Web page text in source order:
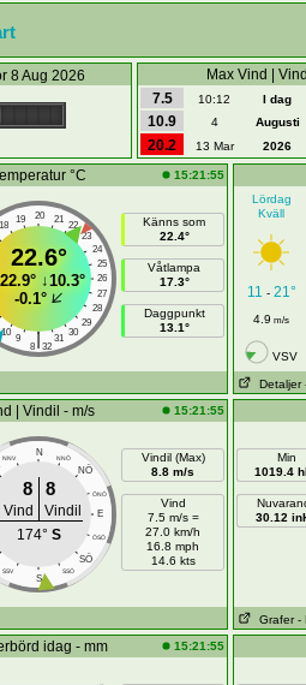
8 Aug 2026
Max Vind |
7.5
10:12 I dag
10.9
4 Augusti
20.2
13 Mar 2026
°C 15:21:55
20
19 21
18
22
23
24
25
26
27
28
29
10
30
9 31
|
8 32
22.6°
22.9° ↓10.3°
-0.1°
Känns som
22.4°
Våtlampa
17.3°
Daggpunkt
13.1°
Lördag
Kväll
11 - 21°
4.9 m/s
VSV
Detaljer
| Vindil - m/s 15:21:55
N
NNV NNÖ
NÖ
ÖNÖ
E
ÖSÖ
SÖ
SSV SSÖ
S
8 8
Vind
Vindil
174° S
Vindil (Max)
8.8 m/s
Vind
7.5 m/s =
27.0 km/h
16.8 mph
14.6 kts
Min
1019.4
30.12
Grafer -
idag - mm 15:21:55